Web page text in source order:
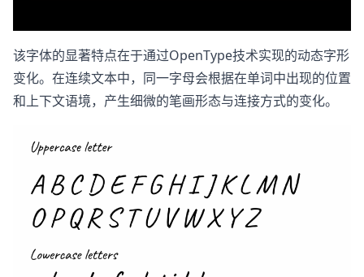
该字体的显著特点在于通过OpenType技术实现的动态字形
变化。在连续文本中，同一字母会根据在单词中出现的位置
和上下文语境，产生细微的笔画形态与连接方式的变化。